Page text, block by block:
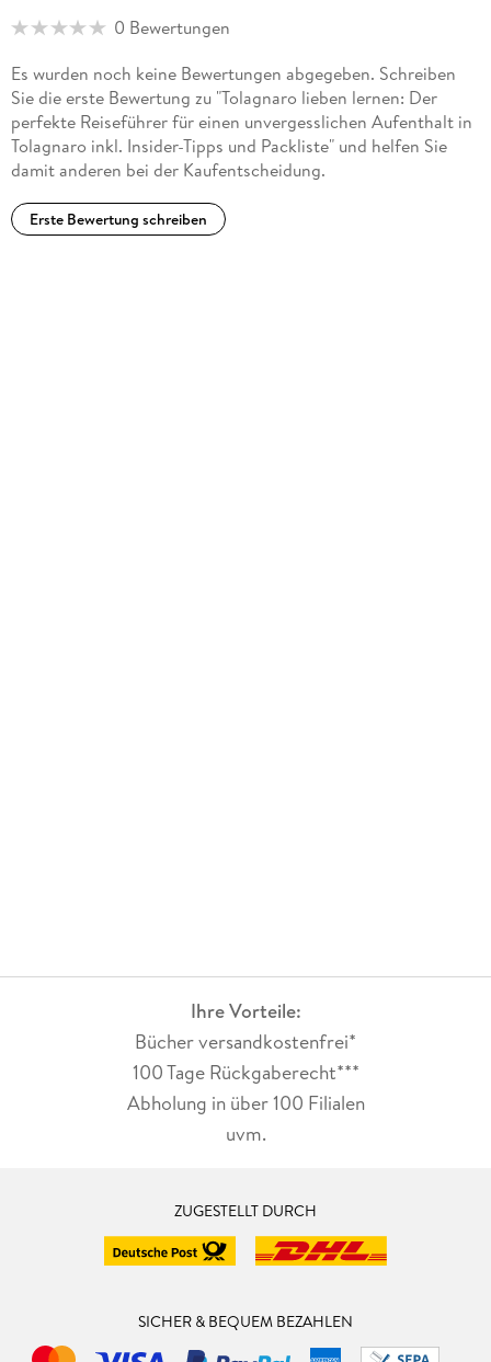
0 Bewertungen
Es wurden noch keine Bewertungen abgegeben. Schreiben
Sie die erste Bewertung zu "Tolagnaro lieben lernen: Der
perfekte Reiseführer für einen unvergesslichen Aufenthalt in
Tolagnaro inkl. Insider-Tipps und Packliste" und helfen Sie
damit anderen bei der Kaufentscheidung.
Erste Bewertung schreiben
Ihre Vorteile:
Bücher versandkostenfrei*
100 Tage Rückgaberecht***
Abholung in über 100 Filialen
uvm.
ZUGESTELLT DURCH
SICHER & BEQUEM BEZAHLEN